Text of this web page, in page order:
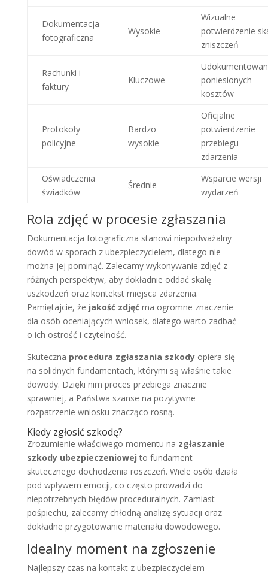
Dokumentacja
fotograficzna
Wysokie
Wizualne
potwierdzenie
zniszczeń
Rachunki i
faktury
Kluczowe
poniesionych
kosztów
Protokoły
policyjne
Bardzo
wysokie
Oficjalne
potwierdzenie
przebiegu
zdarzenia
Oświadczenia
świadków
Średnie
Wsparcie wersji
wydarzeń
Rola zdjęć w procesie zgłaszania
Dokumentacja fotograficzna stanowi niepodważalny
dowód w sporach z ubezpieczycielem, dlatego nie
można jej pominąć. Zalecamy wykonywanie zdjęć z
różnych perspektyw, aby dokładnie oddać skalę
uszkodzeń oraz kontekst miejsca zdarzenia.
Pamiętajcie, że jakość zdjęćma ogromne znaczenie
dla osób oceniających wniosek, dlatego warto zadbać
o ich ostrość i czytelność.
Skuteczna procedura zgłaszania szkodyopiera się
na solidnych fundamentach, którymi są właśnie takie
dowody. Dzięki nim proces przebiega znacznie
sprawniej, a Państwa szanse na pozytywne
rozpatrzenie wniosku znacząco rosną.
Kiedy zgłosić szkodę?
Zrozumienie właściwego momentu na zgłaszanie
szkody ubezpieczeniowej to fundament
skutecznego dochodzenia roszczeń. Wiele osób działa
pod wpływem emocji, co często prowadzi do
niepotrzebnych błędów proceduralnych. Zamiast
pośpiechu, zalecamy chłodną analizę sytuacji oraz
dokładne przygotowanie materiału dowodowego.
Idealny moment na zgłoszenie
Najlepszy czas na kontakt z ubezpieczycielem